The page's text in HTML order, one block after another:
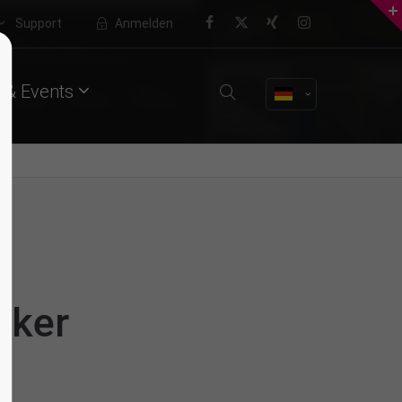
Lorem ipsum dolor sit amet,
Support Anmelden
& Events